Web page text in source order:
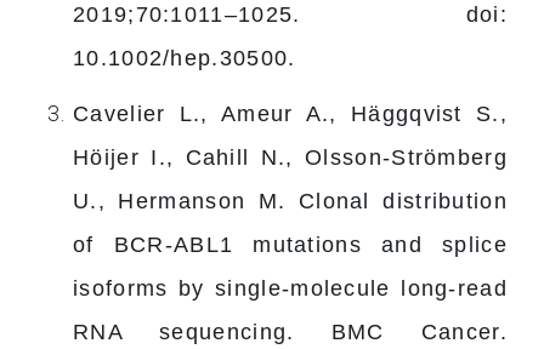
2019;70:1011–1025. doi:
10.1002/hep.30500.
Cavelier L., Ameur A., Häggqvist S.,
Höijer I., Cahill N., Olsson-Strömberg
U., Hermanson M. Clonal distribution
of BCR-ABL1 mutations and splice
isoforms by single-molecule long-read
RNA sequencing. BMC Cancer.